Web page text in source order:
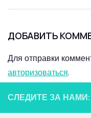
ДОБАВИТЬ
Для отправки
авторизоваться.
СЛЕДИТЕ ЗА НАМИ: